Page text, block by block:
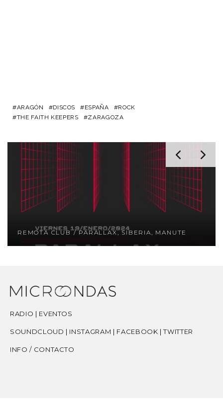
ARAGÓN DISCOS ESPAÑA
ROCK
THE FAITH KEEPERS
ZARAGOZA
REMOTA CLUB / SERKIN, AKROG, REVERBS,
MANUTE
RADIO | EVENTOS
SOUNDCLOUD | INSTAGRAM | FACEBOOK |TWITTER
INFO / CONTACTO